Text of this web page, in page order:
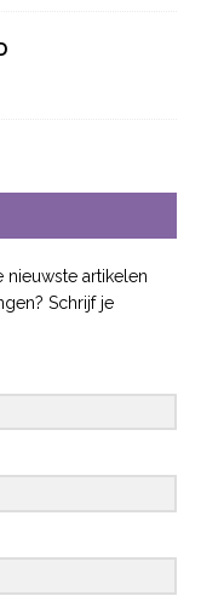
artikelen
Schrijf je